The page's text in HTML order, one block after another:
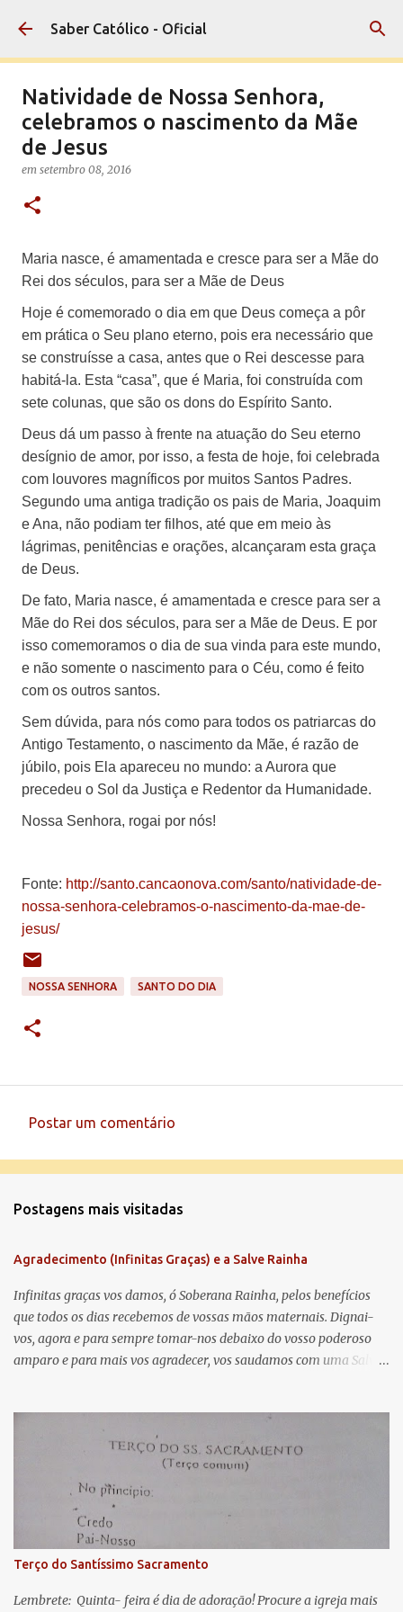
Pular para o conteúdo principal
Saber Católico - Oficial
Natividade de Nossa Senhora,
celebramos o nascimento da Mãe
de Jesus
em setembro 08, 2016
Maria nasce, é amamentada e cresce para ser a Mãe do
Rei dos séculos, para ser a Mãe de Deus
Hoje é comemorado o dia em que Deus começa a pôr
em prática o Seu plano eterno, pois era necessário que
se construísse a casa, antes que o Rei descesse para
habitá-la. Esta “casa”, que é Maria, foi construída com
sete colunas, que são os dons do Espírito Santo.
Deus dá um passo à frente na atuação do Seu eterno
desígnio de amor, por isso, a festa de hoje, foi celebrada
com louvores magníficos por muitos Santos Padres.
Segundo uma antiga tradição os pais de Maria, Joaquim
e Ana, não podiam ter filhos, até que em meio às
lágrimas, penitências e orações, alcançaram esta graça
de Deus.
De fato, Maria nasce, é amamentada e cresce para ser a
Mãe do Rei dos séculos, para ser a Mãe de Deus. E por
isso comemoramos o dia de sua vinda para este mundo,
e não somente o nascimento para o Céu, como é feito
com os outros santos.
Sem dúvida, para nós como para todos os patriarcas do
Antigo Testamento, o nascimento da Mãe, é razão de
júbilo, pois Ela apareceu no mundo: a Aurora que
precedeu o Sol da Justiça e Redentor da Humanidade.
Nossa Senhora, rogai por nós!
Fonte: http://santo.cancaonova.com/santo/natividade-de-
nossa-senhora-celebramos-o-nascimento-da-mae-de-
jesus/
NOSSA SENHORA SANTO DO DIA
e
t
á
r
i
o
Postar um comentário
Postagens mais visitadas
Agradecimento (Infinitas Graças) e a Salve Rainha
Infinitas graças vos damos, ó Soberana Rainha, pelos benefícios
que todos os dias recebemos de vossas mãos maternais. Dignai-
vos, agora e para sempre tomar-nos debaixo do vosso poderoso
amparo e para mais vos agradecer, vos saudamos com uma Salve
lágrimas. Eia, pois, Advogada nossa, estes vossos olhos
misericordiosos a nós volvei, e depois deste desterro, mostrai-nos
Jesus. Bendito é o fruto do vosso ventre, ó clemente, ó piedosa, ó
doce e sempre Virgem Maria. Rogai por nós Santa Mãe de Deus.
Para que sejamos dignos das promessas de Cristo. Amém.
Terço do Santíssimo Sacramento
Lembrete: Quinta- feira é dia de adoração! Procure a igreja mais